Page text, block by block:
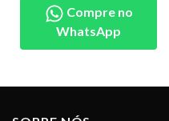
Compre no
WhatsApp